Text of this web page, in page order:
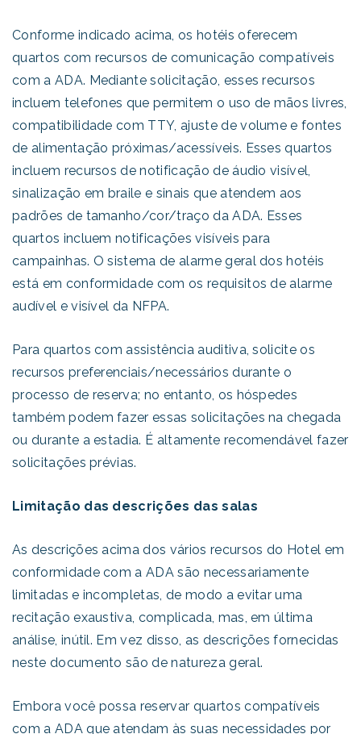
Conforme indicado acima, os hotéis oferecem
quartos com recursos de comunicação compatíveis
com a ADA. Mediante solicitação, esses recursos
incluem telefones que permitem o uso de mãos livres,
compatibilidade com TTY, ajuste de volume e fontes
de alimentação próximas/acessíveis. Esses quartos
incluem recursos de notificação de áudio visível,
sinalização em braile e sinais que atendem aos
padrões de tamanho/cor/traço da ADA. Esses
quartos incluem notificações visíveis para
campainhas. O sistema de alarme geral dos hotéis
está em conformidade com os requisitos de alarme
audível e visível da NFPA.
Para quartos com assistência auditiva, solicite os
recursos preferenciais/necessários durante o
processo de reserva; no entanto, os hóspedes
também podem fazer essas solicitações na chegada
ou durante a estadia. É altamente recomendável fazer
solicitações prévias.
Limitação das descrições das salas
As descrições acima dos vários recursos do Hotel em
conformidade com a ADA são necessariamente
limitadas e incompletas, de modo a evitar uma
recitação exaustiva, complicada, mas, em última
análise, inútil. Em vez disso, as descrições fornecidas
neste documento são de natureza geral.
Embora você possa reservar quartos compatíveis
com a ADA que atendam às suas necessidades por